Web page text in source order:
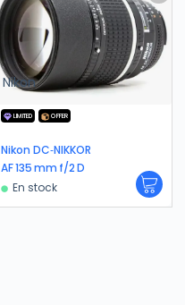
Nikon
LIMITED OFFER
Nikon DC‑NIKKOR
AF 135 mm f/2 D
En stock